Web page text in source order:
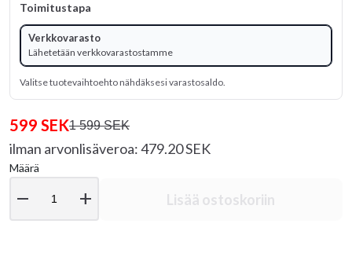
Toimitustapa
Verkkovarasto
Lähetetään verkkovarastostamme
Valitse tuotevaihtoehto nähdäksesi varastosaldo.
599 SEK1 599 SEK
ilman arvonlisäveroa: 479.20 SEK
Määrä
remove add Lisää ostoskoriin